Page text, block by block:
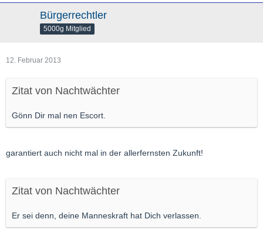
Bürgerrechtler
5000g Mitglied
12. Februar 2013
Zitat von Nachtwächter
Gönn Dir mal nen Escort.
garantiert auch nicht mal in der allerfernsten Zukunft!
Zitat von Nachtwächter
Er sei denn, deine Manneskraft hat Dich verlassen.